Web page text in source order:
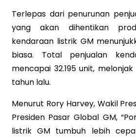
Terlepas dari penurunan
yang akan dihentikan
kendaraan listrik GM
biasa. Total penjualan
mencapai 32.195 unit,
tahun lalu.
Menurut Rory Harvey, Wakil
Presiden Pasar Global GM,
listrik GM tumbuh lebih